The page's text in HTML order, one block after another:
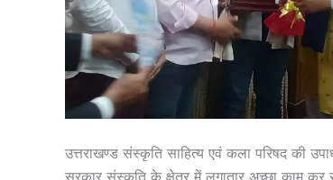
उत्तराखण्ड संस्कृति साहित्य एवं कला परिषद की